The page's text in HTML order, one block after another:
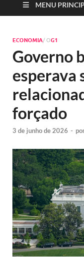
MENU
ECONOMIA/ OG1
Governo
esperava
forçado
3 de junho de 2026 -